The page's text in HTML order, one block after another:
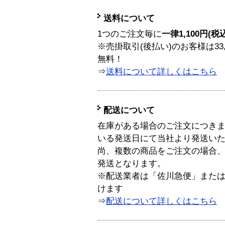
送料について
1つのご注文毎に一律1,100円(税
※売掛取引(後払い)のお客様は
無料！
⇒送料について詳しくはこちら
配送について
在庫がある場合のご注文につき
いる発送日にて当社より発送い
尚、複数の商品をご注文の場合
発送となります。
※配送業者は「佐川急便」また
けます
⇒配送について詳しくはこちら